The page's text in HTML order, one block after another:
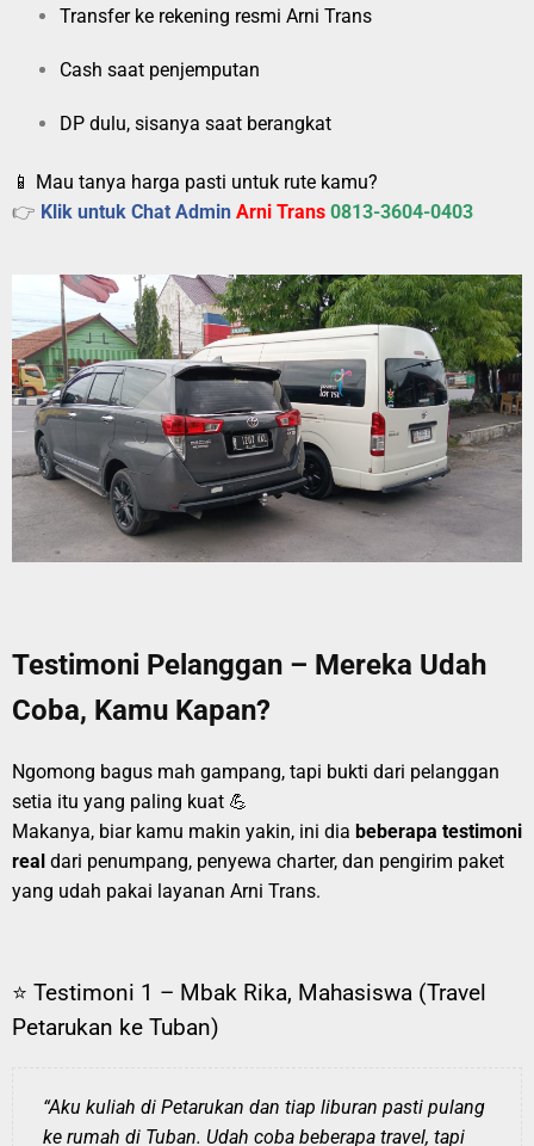
Transfer ke rekening resmi Arni Trans
Cash saat penjemputan
DP dulu, sisanya saat berangkat
📱 Mau tanya harga pasti untuk rute kamu?
👉 Klik untuk Chat Admin Arni Trans 0813-3604-0403
Testimoni Pelanggan – Mereka Udah
Coba, Kamu Kapan?
Ngomong bagus mah gampang, tapi bukti dari pelanggan
setia itu yang paling kuat 💪
Makanya, biar kamu makin yakin, ini dia beberapa testimoni
real dari penumpang, penyewa charter, dan pengirim paket
yang udah pakai layanan Arni Trans.
⭐ Testimoni 1 – Mbak Rika, Mahasiswa (Travel
Petarukan ke Tuban)
“Aku kuliah di Petarukan dan tiap liburan pasti pulang
ke rumah di Tuban. Udah coba beberapa travel, tapi